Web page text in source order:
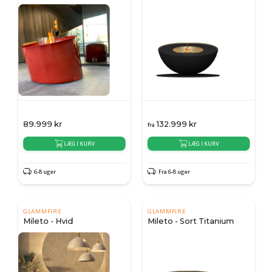
89.999 kr
LÆG I KURV
6-8 uger
fra 132.999 kr
LÆG I KURV
Fra 6-8 uger
GLAMMFIRE
Mileto - Hvid
GLAMMFIRE
Mileto - Sort Titanium